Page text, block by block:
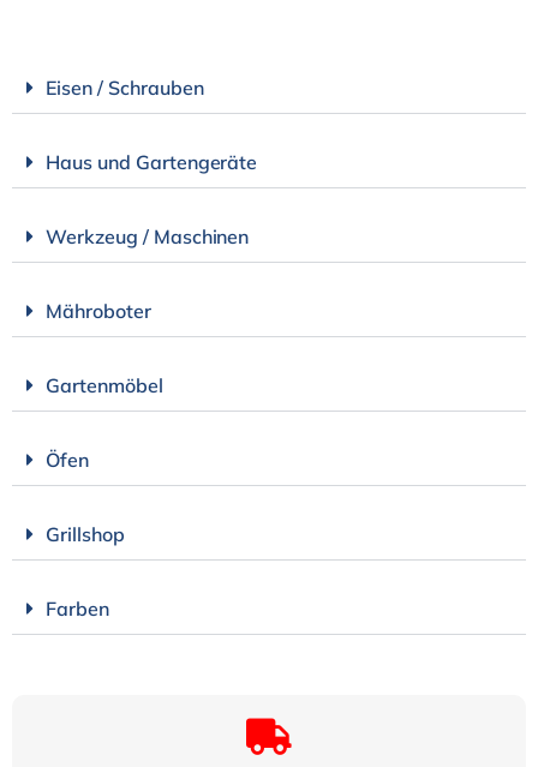
Eisen / Schrauben
Haus und Gartengeräte
Werkzeug / Maschinen
Mähroboter
Gartenmöbel
Öfen
Grillshop
Farben